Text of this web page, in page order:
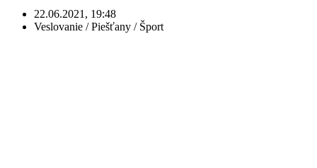
22.06.2021, 19:48
Veslovanie / Piešťany / Šport